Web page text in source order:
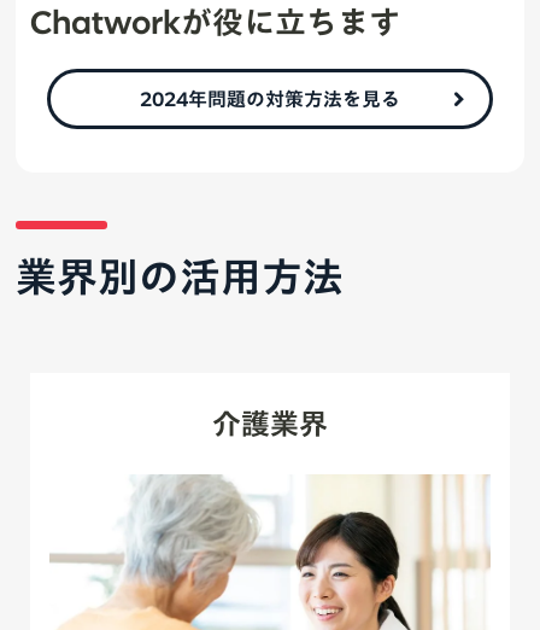
Chatworkが役に立ちます
2024年問題の対策方法を見る
業界別の活用方法
介護業界